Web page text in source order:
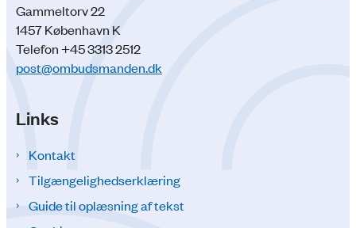
Gammeltorv 22
1457 København K
Telefon +45 3313 2512
post@ombudsmanden.dk
Links
Kontakt
Tilgængelighedserklæring
Guide til oplæsning af tekst